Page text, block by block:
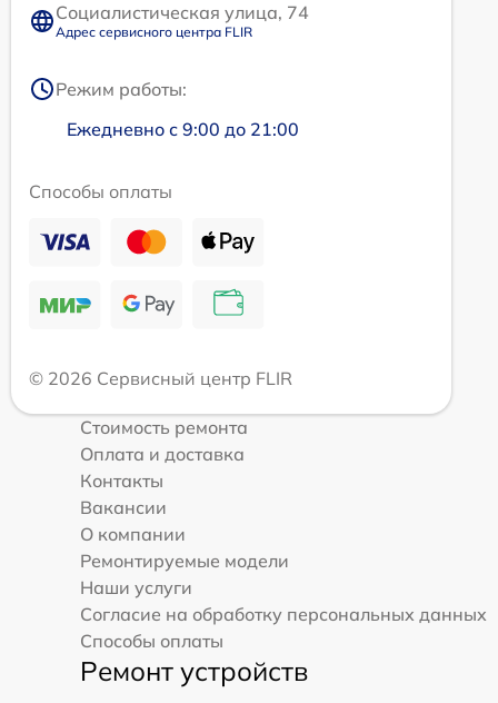
Социалистическая улица, 74
Адрес сервисного центра FLIR
Режим работы:
Ежедневно с 9:00 до 21:00
Способы оплаты
© 2026 Сервисный центр FLIR
Стоимость ремонта
Оплата и доставка
Контакты
Вакансии
О компании
Ремонтируемые модели
Наши услуги
Согласие на обработку персональных данных
Способы оплаты
Ремонт устройств